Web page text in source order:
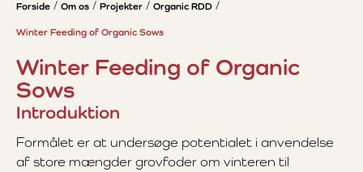
Forside Om os Projekter Organic RDD
Winter Feeding of Organic Sows
Winter Feeding of Organic
Sows
Introduktion
Formålet er at undersøge potentialet i anvendelse
af store mængder grovfoder om vinteren til